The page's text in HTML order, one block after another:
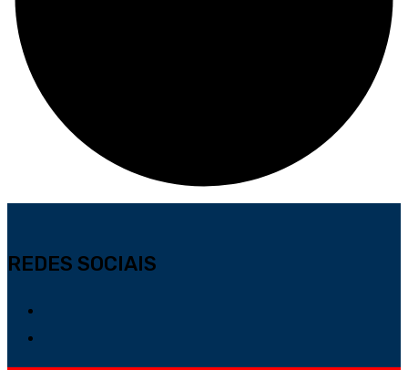
REDES SOCIAIS